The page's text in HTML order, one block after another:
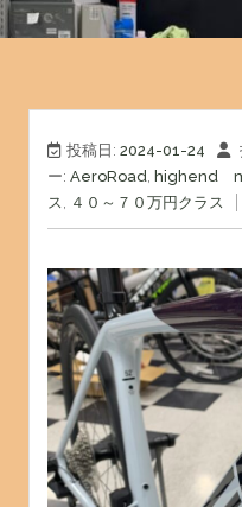
投稿日: 2024-01-24
ー: AeroRoad, highend
ス, ４０～７０万円クラス